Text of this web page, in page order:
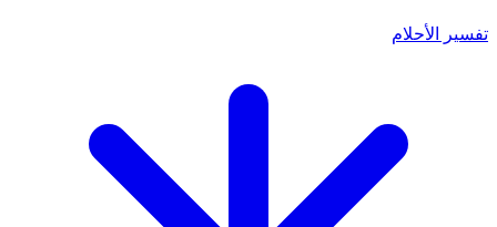
تفسير الأحلام